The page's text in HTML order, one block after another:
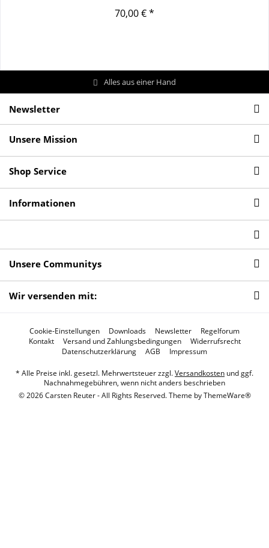
70,00 € *
Alles aus einer Hand
Newsletter
Unsere Mission
Shop Service
Informationen
Unsere Communitys
Wir versenden mit:
Cookie-Einstellungen Downloads Newsletter
Regelforum
Kontakt
Versand und Zahlungsbedingungen
Widerrufsrecht
Datenschutzerklärung
AGB Impressum
* Alle Preise inkl. gesetzl. Mehrwertsteuer zzgl.Versandkosten und ggf.
Nachnahmegebühren, wenn nicht anders beschrieben
© 2026 Carsten Reuter - All Rights Reserved. Theme byThemeWare®